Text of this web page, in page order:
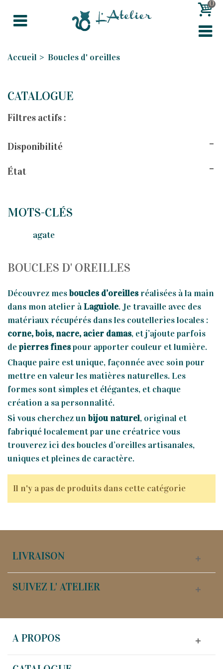
0
Accueil > Boucles d' oreilles
CATALOGUE
Filtres actifs :
Disponibilité
État
MOTS-CLÉS
agate
BOUCLES D' OREILLES
Découvrez mesboucles d’oreillesréalisées à la main
dans mon atelier àLaguiole. Je travaille avec des
matériaux récupérés dans les coutelleries locales :
corne, bois, nacre, acier damas, et j’ajoute parfois
depierres finespour apporter couleur et lumière.
Chaque paire est unique, façonnée avec soin pour
mettre en valeur les matières naturelles. Les
formes sont simples et élégantes, et chaque
création a sa personnalité.
Si vous cherchez un bijou naturel, original et
fabriqué localement par une créatrice vous
trouverez ici des boucles d’oreilles artisanales,
uniques et pleines de caractère.
Il n'y a pas de produits dans cette catégorie
LIVRAISON
SUIVEZ L' ATELIER
A PROPOS